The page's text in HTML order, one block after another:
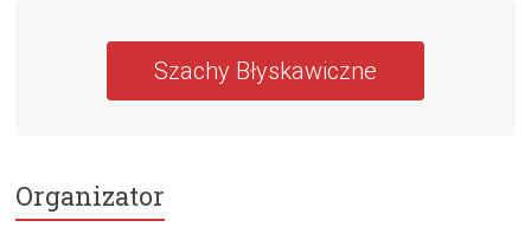
Szachy Błyskawiczne
Organizator